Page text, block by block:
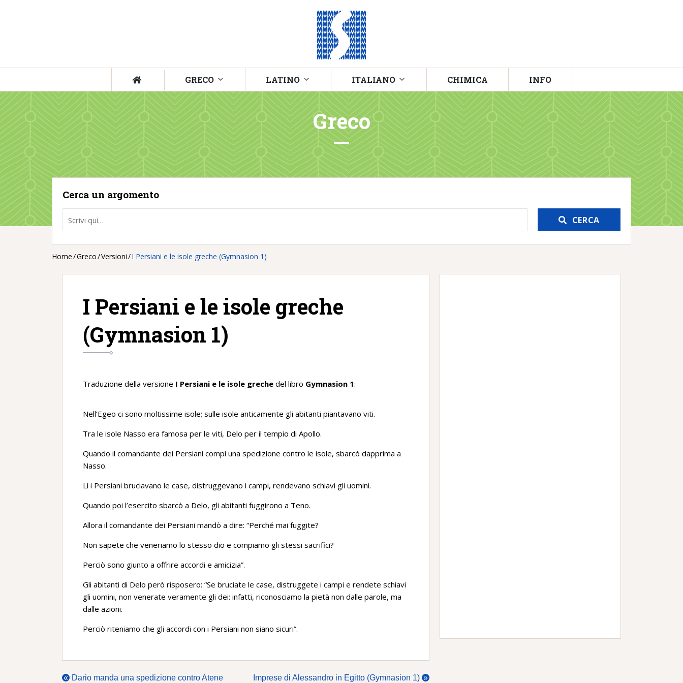
GRECO LATINO ITALIANO CHIMICA INFO
Greco
Cerca un argomento
CERCA
Home/Greco/Versioni/I Persiani e le isole greche (Gymnasion 1)
I Persiani e le isole greche
(Gymnasion 1)
Traduzione della versione I Persiani e le isole greche del libro Gymnasion 1:
Nell’Egeo ci sono moltissime isole; sulle isole anticamente gli abitanti piantavano viti.
Tra le isole Nasso era famosa per le viti, Delo per il tempio di Apollo.
Quando il comandante dei Persiani compì una spedizione contro le isole, sbarcò dapprima a
Nasso.
Lì i Persiani bruciavano le case, distruggevano i campi, rendevano schiavi gli uomini.
Quando poi l’esercito sbarcò a Delo, gli abitanti fuggirono a Teno.
Allora il comandante dei Persiani mandò a dire: “Perché mai fuggite?
Non sapete che veneriamo lo stesso dio e compiamo gli stessi sacrifici?
Perciò sono giunto a offrire accordi e amicizia”.
Gli abitanti di Delo però risposero: “Se bruciate le case, distruggete i campi e rendete schiavi
gli uomini, non venerate veramente gli dei: infatti, riconosciamo la pietà non dalle parole, ma
dalle azioni.
Perciò riteniamo che gli accordi con i Persiani non siano sicuri”.
« Dario manda una spedizione contro Atene Imprese di Alessandro in Egitto (Gymnasion 1)»